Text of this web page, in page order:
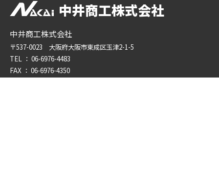
中井商工株式会社
中井商工株式会社
〒537-0023 大阪府大阪市東成区玉津2-1-5
TEL ： 06-6976-4483
FAX ： 06-6976-4350